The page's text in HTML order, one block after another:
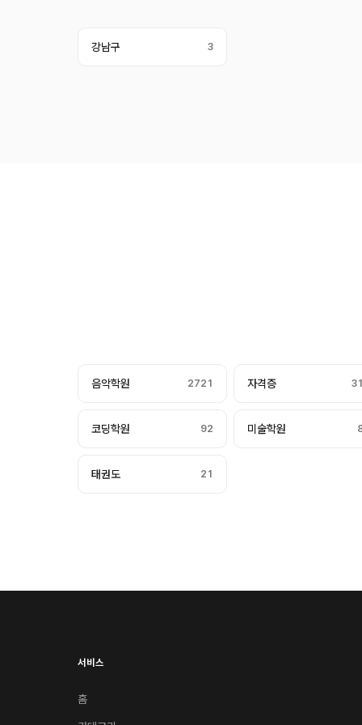
강남구 3
음악학원 2721 자격증
코딩학원 92 미술학원
태권도 21
서비스
홈